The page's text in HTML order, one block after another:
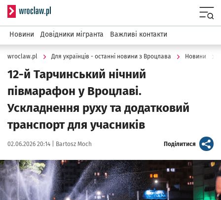
Serwis informacyjny wroclaw.pl
Новини Довідники мігранта Важливі контакти
wroclaw.pl Для українців - останні новини з Вроцлава Новини
12-й Тарчинський нічний
півмарафон у Вроцлаві.
Ускладнення руху та додатковий
транспорт для учасників
Data publikacji:
02.06.2026 20:14 | Autor:
Bartosz Moch Поділитися artykuł
Kliknij, aby powiększyć